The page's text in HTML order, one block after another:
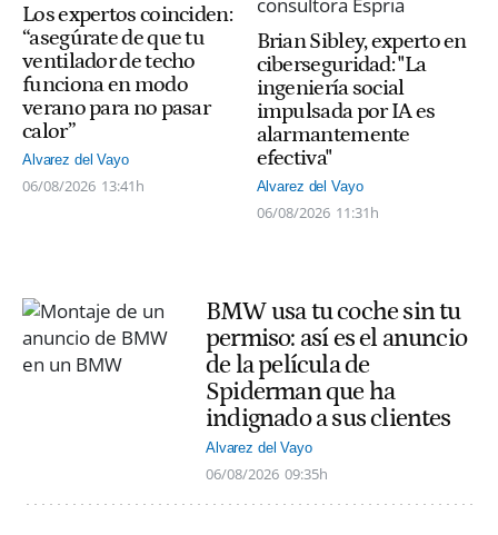
Los expertos coinciden:
“asegúrate de que tu
ventilador de techo
funciona en modo
verano para no pasar
calor”
Alvarez del Vayo
06/08/2026 13:41h
Brian Sibley, experto en
ciberseguridad: "La
ingeniería social
impulsada por IA es
alarmantemente
efectiva"
Alvarez del Vayo
06/08/2026 11:31h
BMW usa tu coche sin tu
permiso: así es el anuncio
de la película de
Spiderman que ha
indignado a sus clientes
Alvarez del Vayo
06/08/2026 09:35h